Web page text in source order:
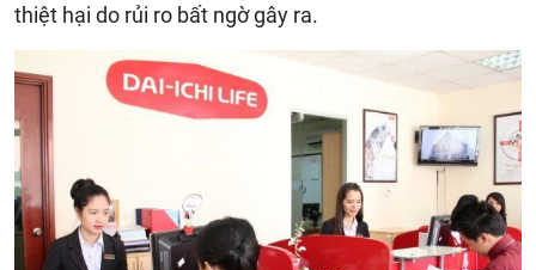
thiệt hại do rủi ro bất ngờ gây ra.